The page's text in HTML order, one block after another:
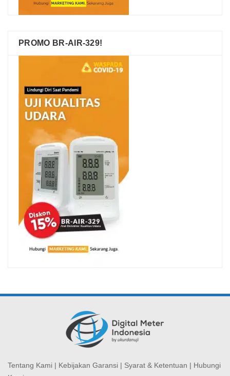
PROMO BR-AIR-329!
Tentang Kami | Kebijakan Garansi | Syarat & Ketentuan | Hubungi